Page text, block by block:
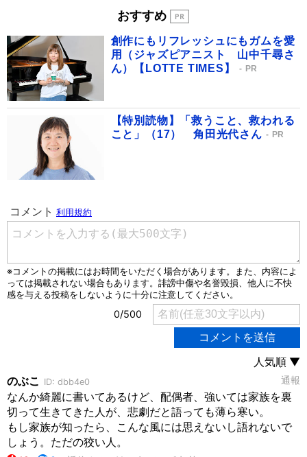
おすすめ
創作にもリフレッシュにもガムを愛
用（ジャズピアニスト 山中千尋さ
ん）【LOTTE TIMES】
PR
【特別読物】「救うこと、救われる
こと」（17） 角田光代さん
PR